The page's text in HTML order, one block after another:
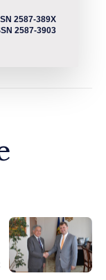
2587-389X
2587-3903